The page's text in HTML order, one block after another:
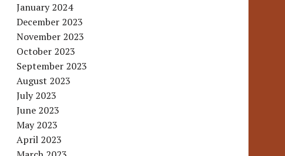
January 2024
December 2023
November 2023
October 2023
September 2023
August 2023
July 2023
June 2023
May 2023
April 2023